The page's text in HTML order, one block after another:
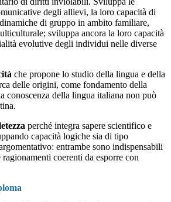
degli allievi, la loro capacità di
di gruppo in ambito familiare,
sviluppa ancora la loro capacità
evolutive degli individui nelle diverse
che propone lo studio della lingua e della
delle origini, come fondamento della
conoscenza della lingua italiana non può
perché integra sapere scientifico e
capacità logiche sia di tipo
entrambe sono indispensabili
coerenti da esporre con